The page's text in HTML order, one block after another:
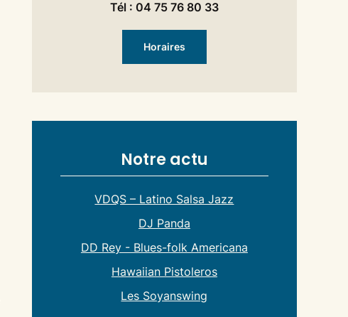
Tél : 04 75 76 80 33
Horaires
Notre actu
VDQS – Latino Salsa Jazz
DJ Panda
DD Rey - Blues-folk Americana
Hawaiian Pistoleros
Les Soyanswing